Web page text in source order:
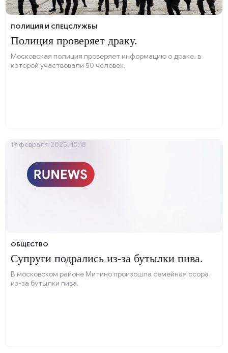
ПОЛИЦИЯ И СПЕЦСЛУЖБЫ
Полиция проверяет драку.
Московская полиция проверяет информацию о драке, в
которой участвовали 50 человек.
ОБЩЕСТВО
Супруги подрались из-за бутылки пива.
В московском районе Митино произошла семейная ссора
из-за бутылки пива.
19 февраля 2025, 10:18